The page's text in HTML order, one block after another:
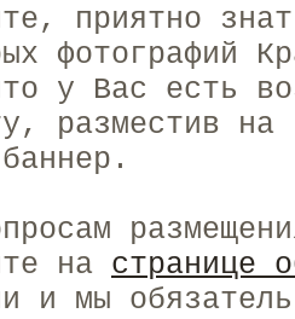
приятно
фотографий
у Вас есть
разместив на
на странице
и мы